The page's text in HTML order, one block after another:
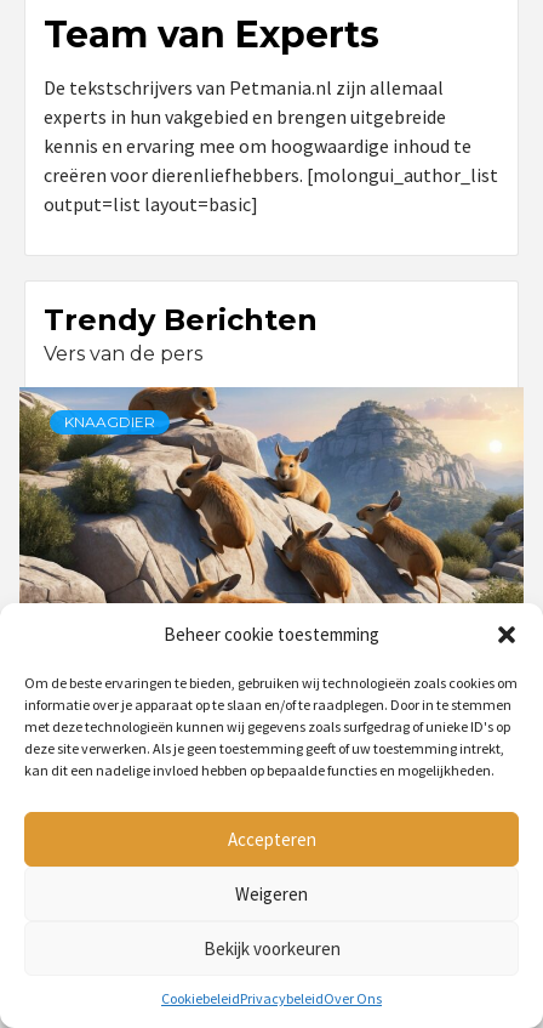
Beheer cookie toestemming
Om de beste ervaringen te bieden, gebruiken wij technologieën zoals cookies om
informatie over je apparaat op te slaan en/of te raadplegen. Door in te stemmen
met deze technologieën kunnen wij gegevens zoals surfgedrag of unieke ID's op
deze site verwerken. Als je geen toestemming geeft of uw toestemming intrekt,
kan dit een nadelige invloed hebben op bepaalde functies en mogelijkheden.
Accepteren
Weigeren
Bekijk voorkeuren
CookiebeleidPrivacybeleidOver Ons
Team van Experts
De tekstschrijvers van Petmania.nl zijn allemaal
experts in hun vakgebied en brengen uitgebreide
kennis en ervaring mee om hoogwaardige inhoud te
creëren voor dierenliefhebbers. [molongui_author_list
output=list layout=basic]
Trendy Berichten
Vers van de pers
KNAAGDIER
ALLES OVER DE VIRAL HYRAX (KLIPDAS)
BY PETMANIA 2 JAAR AGO